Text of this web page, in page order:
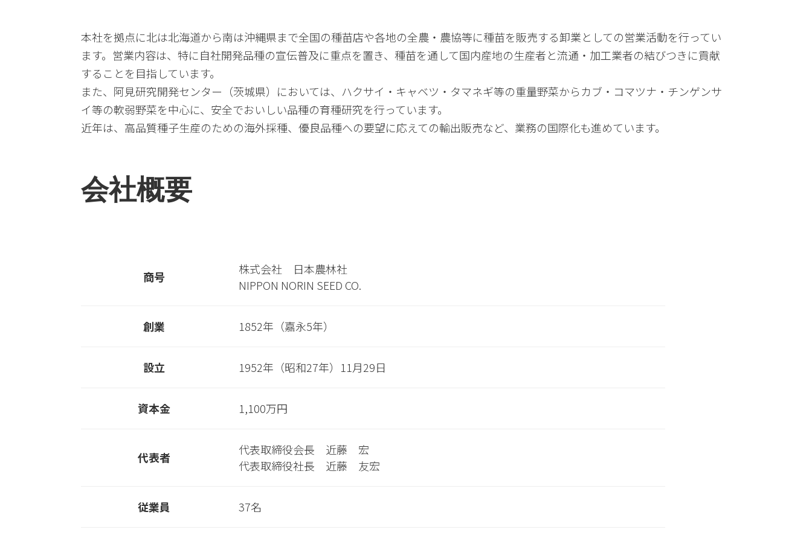
本社を拠点に北は北海道から南は沖縄県まで全国の種苗店や各地の全農・農協等に種苗を販売する卸業としての営業活動を行ってい
ます。営業内容は、特に自社開発品種の宣伝普及に重点を置き、種苗を通して国内産地の生産者と流通・加工業者の結びつきに貢献
することを目指しています。
また、阿見研究開発センター（茨城県）においては、ハクサイ・キャベツ・タマネギ等の重量野菜からカブ・コマツナ・チンゲンサ
イ等の軟弱野菜を中心に、安全でおいしい品種の育種研究を行っています。
近年は、高品質種子生産のための海外採種、優良品種への要望に応えての輸出販売など、業務の国際化も進めています。
会社概要
商号
株式会社 日本農林社
NIPPON NORIN SEED CO.
創業 1852年（嘉永5年）
設立 1952年（昭和27年）11月29日
資本金 1,100万円
代表者
代表取締役会長 近藤 宏
代表取締役社長 近藤 友宏
従業員 37名